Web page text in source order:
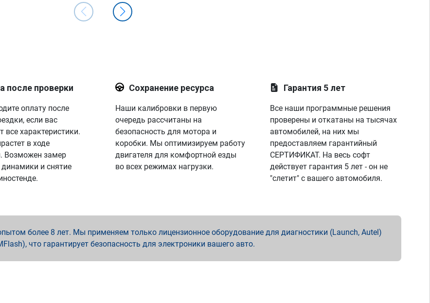
после проверки
оплату после
если вас
все характеристики.
в ходе
Возможен замер
и снятие
Сохранение ресурса
Наши калибровки в первую
очередь рассчитаны на
безопасность для мотора и
коробки. Мы оптимизируем работу
двигателя для комфортной езды
во всех режимах нагрузки.
Гарантия 5 лет
Все наши программные решения
проверены и откатаны на тысячах
автомобилей, на них мы
предоставляем гарантийный
СЕРТИФИКАТ. На весь софт
действует гарантия 5 лет - он не
"слетит" с вашего автомобиля.
более 8 лет. Мы применяем только лицензионное оборудование для диагностики (Launch, Autel)
что гарантирует безопасность для электроники вашего авто.